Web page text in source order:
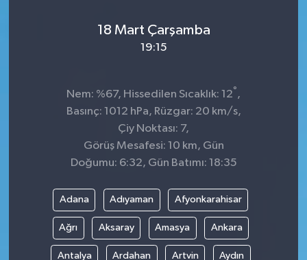
18 Mart Çarşamba
19:15
Nem: %67, Hissedilen Sıcaklık: 12° ,
Basınç: 1012 hPa, Rüzgar: 20 km/s,
Çiy Noktası: 7,
Görüş Mesafesi: 10 km, Gün
Doğumu: 6:32, Gün Batımı: 18:35
Adana Adıyaman Afyonkarahisar
Ağrı Aksaray Amasya Ankara
Antalya Ardahan Artvin Aydın